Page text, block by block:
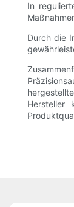
In
Durch die
Hersteller